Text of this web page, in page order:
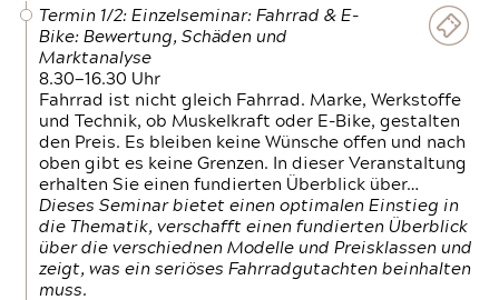
Termin 1/2: Einzelseminar: Fahrrad & E-
Bike: Bewertung, Schäden und
Marktanalyse
8.30—16.30 Uhr
Fahrrad ist nicht gleich Fahrrad. Marke, Werkstoffe
und Technik, ob Muskelkraft oder E-Bike, gestalten
den Preis. Es bleiben keine Wünsche offen und nach
oben gibt es keine Grenzen. In dieser Veranstaltung
erhalten Sie einen fundierten Überblick über…
Dieses Seminar bietet einen optimalen Einstieg in
die Thematik, verschafft einen fundierten Überblick
über die verschiednen Modelle und Preisklassen und
zeigt, was ein seriöses Fahrradgutachten beinhalten
muss.